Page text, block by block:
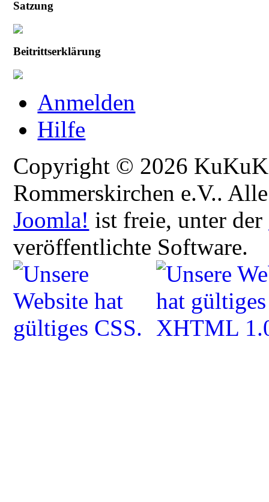
Satzung
Beitrittserklärung
Anmelden
Hilfe
Copyright © 2026
Rommerskirchen e.V..
Joomla! ist freie, unter der
veröffentlichte Software.